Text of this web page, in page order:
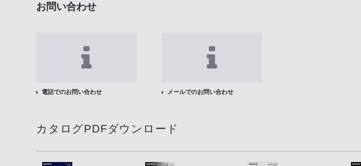
お問い合わせ
電話でのお問い合わせ メールでのお問い合わせ
カタログPDFダウンロード